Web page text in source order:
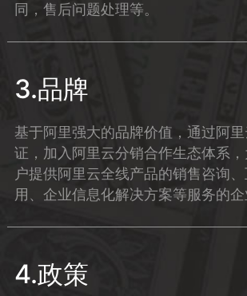
同，售后问题处理等。
3.品牌
基于阿里强大的品牌价值，通过阿里
证，加入阿里云分销合作生态体系
户提供阿里云全线产品的销售咨询
用、企业信息化解决方案等服务的企
4.政策